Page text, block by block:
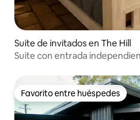
Suite de invitados en The Hill
Suite con entrada
Favorito entre huéspedes
Favorito entre huéspedes